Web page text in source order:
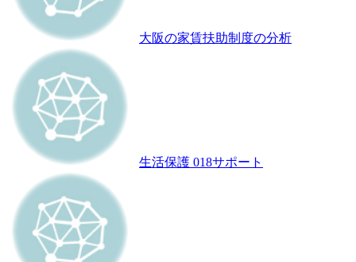
大阪の家賃扶助制度の分析
生活保護 018サポート